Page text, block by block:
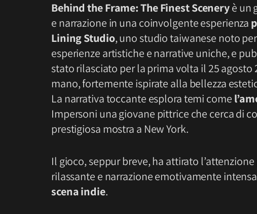
Behind the Frame: The Finest Sceneryè un
e narrazione in una coinvolgente esperienza
Lining Studio, uno studio taiwanese noto
esperienze artistiche e narrative uniche, e
stato rilasciato per la prima volta il 25 agosto
mano, fortemente ispirate alla bellezza
La narrativa toccante esplora temi come
Impersoni una giovane pittrice che cerca di
prestigiosa mostra a New York.
Il gioco, seppur breve, ha attirato
rilassante e narrazione emotivamente
scena indie.